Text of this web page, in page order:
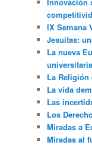
IX Semana
Jesuitas:
La nueva
La
La vida
Las
Los
Miradas a
Miradas al